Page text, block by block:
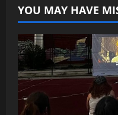
YOU MAY HAVE